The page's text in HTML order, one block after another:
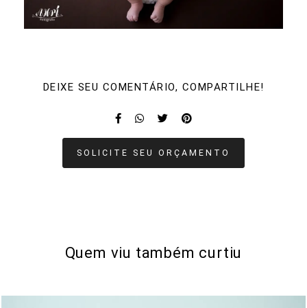
DEIXE SEU COMENTÁRIO, COMPARTILHE!
SOLICITE SEU ORÇAMENTO
Quem viu também curtiu